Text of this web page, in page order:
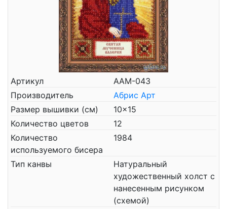
Артикул
ААМ-043
Производитель
Абрис Арт
Размер вышивки (см)
10x15
Количество цветов
12
Количество
используемого бисера
1984
Тип канвы
Натуральный
художественный холст с
нанесенным рисунком
(схемой)